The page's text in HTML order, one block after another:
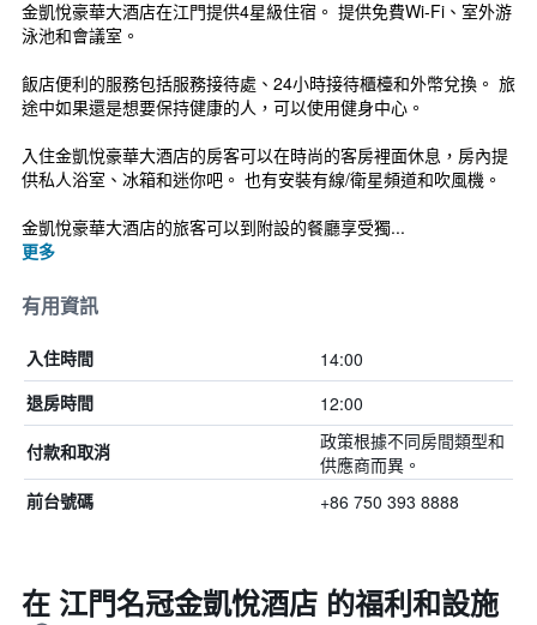
金凱悅豪華大酒店在江門提供4星級住宿。 提供免費Wi-Fi、室外游
泳池和會議室。
飯店便利的服務包括服務接待處、24小時接待櫃檯和外幣兌換。 旅
途中如果還是想要保持健康的人，可以使用健身中心。
入住金凱悅豪華大酒店的房客可以在時尚的客房裡面休息，房內提
供私人浴室、冰箱和迷你吧。 也有安裝有線/衛星頻道和吹風機。
金凱悅豪華大酒店的旅客可以到附設的餐廳享受獨...
更多
有用資訊
入住時間 14:00
退房時間 12:00
付款和取消
政策根據不同房間類型和
供應商而異。
前台號碼 +86 750 393 8888
在 江門名冠金凱悅酒店 的福利和設施